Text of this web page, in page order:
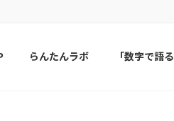
らんたんラボ 「数字で語